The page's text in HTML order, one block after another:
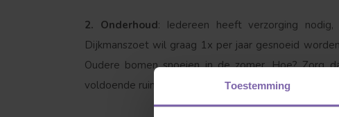
Toestemming
2. Onderhoud: Iedereen heeft verzorging
Dijkmanszoet wil graag 1x per jaar gesnoeid
Oudere bomen snoeien in de zomer. Hoe? Zorg
voldoende ruimte krijgen. Op goede